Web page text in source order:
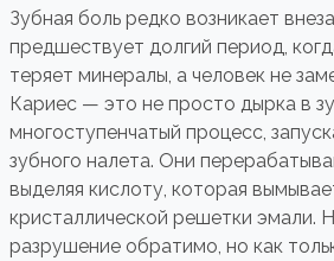
Зубная боль редко возникает
предшествует долгий период,
теряет минералы, а человек не
Кариес — это не просто дырка в
многоступенчатый процесс,
зубного налета. Они
выделяя кислоту, которая
кристаллической решетки эмали.
разрушение обратимо, но как